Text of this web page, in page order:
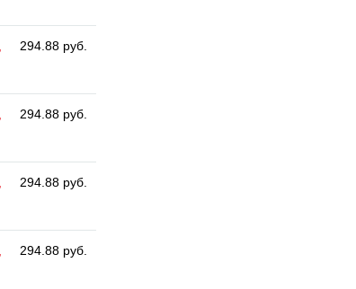
294.88 руб.
294.88 руб.
294.88 руб.
294.88 руб.